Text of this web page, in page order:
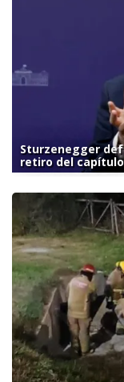
Sturzenegger
retiro del